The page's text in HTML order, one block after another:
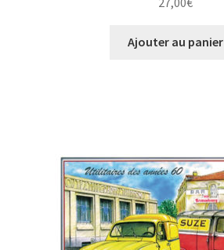
Ajouter au panier